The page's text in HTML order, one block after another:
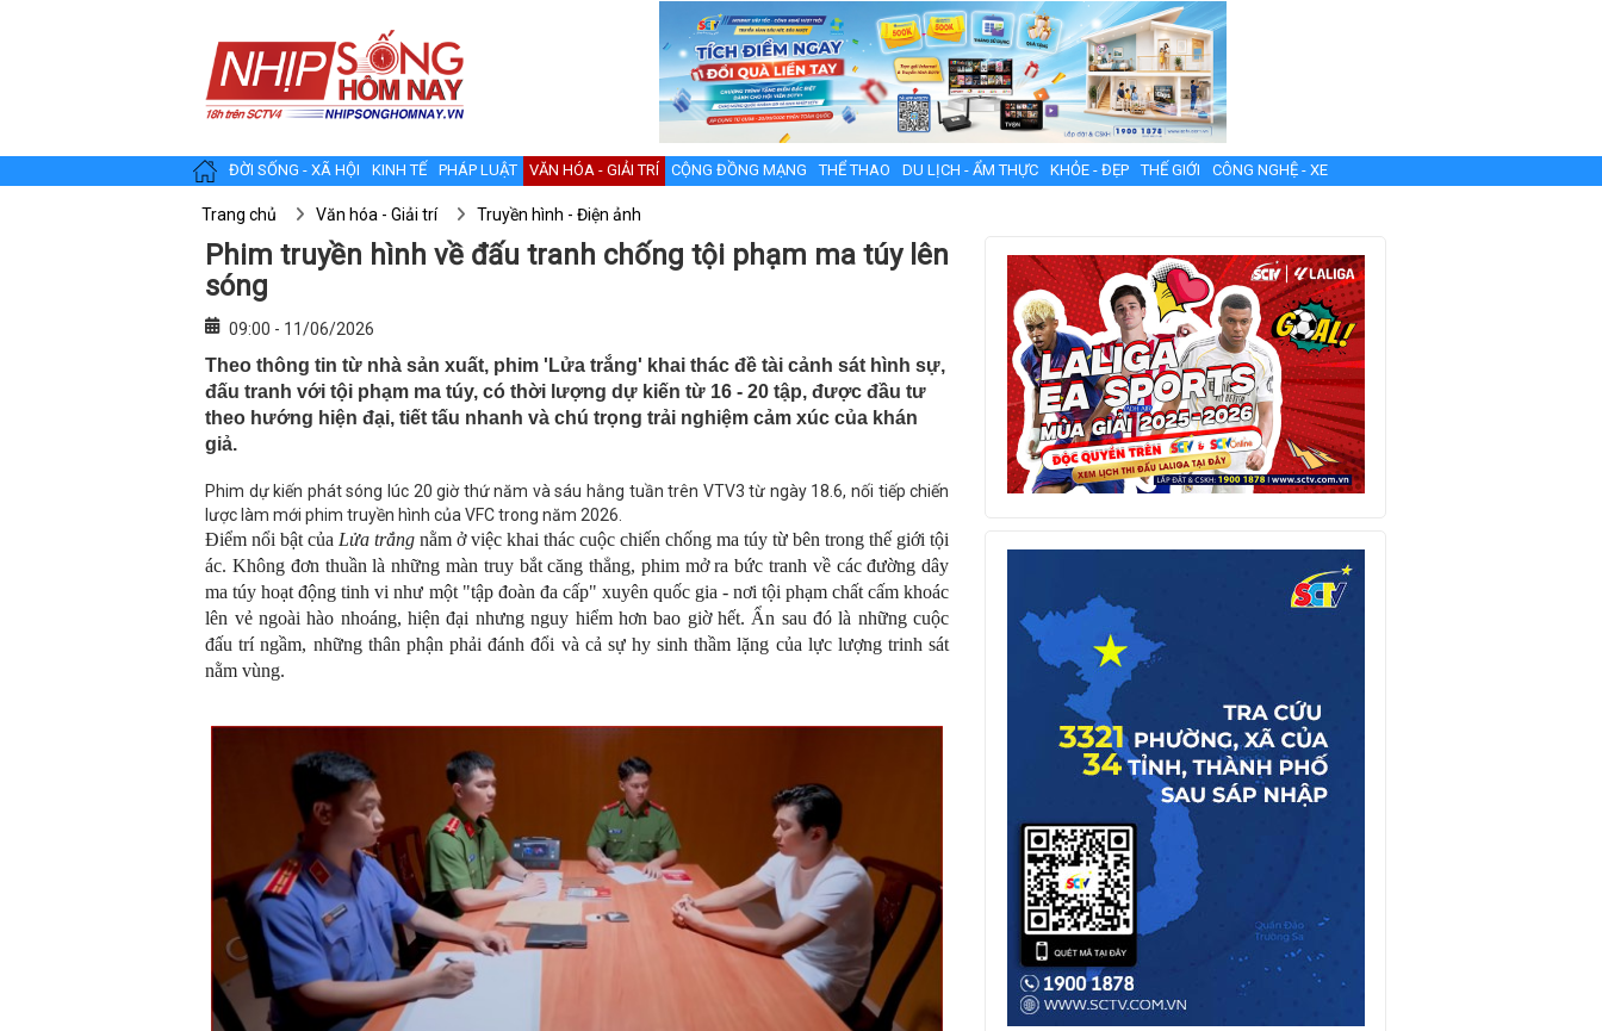
ĐỜI SỐNG - XÃ HỘI KINH TẾ PHÁP LUẬT VĂN HÓA - GIẢI TRÍ CỘNG ĐỒNG MẠNG THỂ THAO DU LỊCH - ẨM THỰC KHỎE - ĐẸP THẾ GIỚI CÔNG NGHỆ - XE
Trang chủ Văn hóa - Giải trí Truyền hình - Điện ảnh
Phim truyền hình về đấu tranh chống tội phạm ma túy lên
sóng
09:00 - 11/06/2026
Theo thông tin từ nhà sản xuất, phim 'Lửa trắng' khai thác đề tài cảnh sát hình sự,
đấu tranh với tội phạm ma túy, có thời lượng dự kiến từ 16 - 20 tập, được đầu tư
theo hướng hiện đại, tiết tấu nhanh và chú trọng trải nghiệm cảm xúc của khán
giả.
Phim dự kiến phát sóng lúc 20 giờ thứ năm và sáu hằng tuần trên VTV3 từ ngày 18.6, nối tiếp chiến
lược làm mới phim truyền hình của VFC trong năm 2026.
Điểm nổi bật của Lửa trắng nằm ở việc khai thác cuộc chiến chống ma túy từ bên trong thế giới tội
ác. Không đơn thuần là những màn truy bắt căng thẳng, phim mở ra bức tranh về các đường dây
ma túy hoạt động tinh vi như một "tập đoàn đa cấp" xuyên quốc gia - nơi tội phạm chất cấm khoác
lên vẻ ngoài hào nhoáng, hiện đại nhưng nguy hiểm hơn bao giờ hết. Ẩn sau đó là những cuộc
đấu trí ngầm, những thân phận phải đánh đổi và cả sự hy sinh thầm lặng của lực lượng trinh sát
nằm vùng.